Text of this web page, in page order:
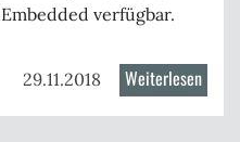
verfügbar.
29.11.2018
Weiterlesen